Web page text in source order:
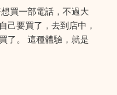
買一部電話，不過大
己要買了，去到店中，
了。 這種體驗，就是